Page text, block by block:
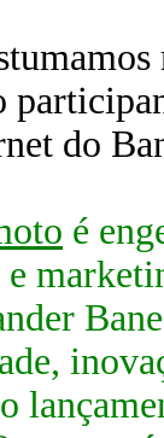
do
é
e